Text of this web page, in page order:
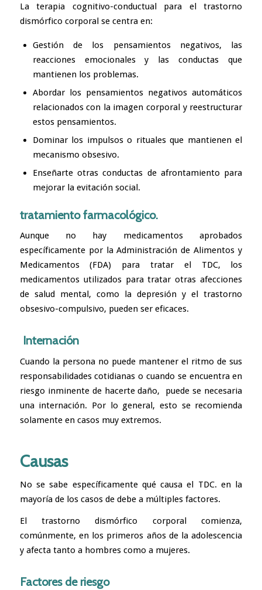
La terapia cognitivo-conductual para el trastorno
dismórfico corporal se centra en:
Gestión de los pensamientos negativos, las
reacciones emocionales y las conductas que
mantienen los problemas.
Abordar lospensamientos negativos automáticos
relacionados con la imagen corporal y reestructurar
estos pensamientos.
Dominar los impulsos o rituales que mantienen el
mecanismo obsesivo.
Enseñarte otras conductas de afrontamiento para
mejorar la evitación social.
tratamiento farmacológico.
Aunque no hay medicamentos aprobados
específicamente por la Administración de Alimentos y
Medicamentos (FDA) para tratar el TDC, los
medicamentos utilizados para tratar otras afecciones
de salud mental, como la depresión y el trastorno
obsesivo-compulsivo, pueden ser eficaces.
Internación
Cuando la persona no puede mantener el ritmo de sus
responsabilidades cotidianas o cuando se encuentra en
riesgo inminente de hacerte daño, puede se necesaria
una internación. Por lo general, esto se recomienda
solamente en casos muy extremos.
Causas
No se sabe específicamente qué causa el TDC. en la
mayoría de los casos de debe a múltiples factores.
El trastorno dismórfico corporal comienza,
comúnmente, en los primeros años de la adolescencia
y afecta tanto a hombres como a mujeres.
Factores de riesgo